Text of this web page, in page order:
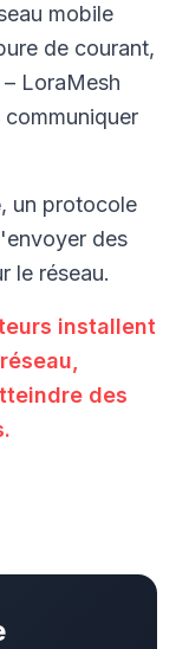
mobile
de courant,
LoraMesh
, un protocole
des
le réseau.
installent
des